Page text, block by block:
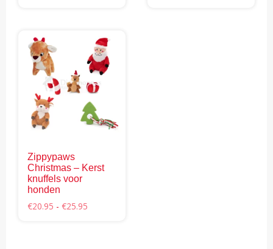
heeft
meerdere
variaties.
optie
kan
gekozen
op
de
productpagina
Zippypaws
Christmas – Kerst
knuffels voor
honden
€20.95 - €25.95